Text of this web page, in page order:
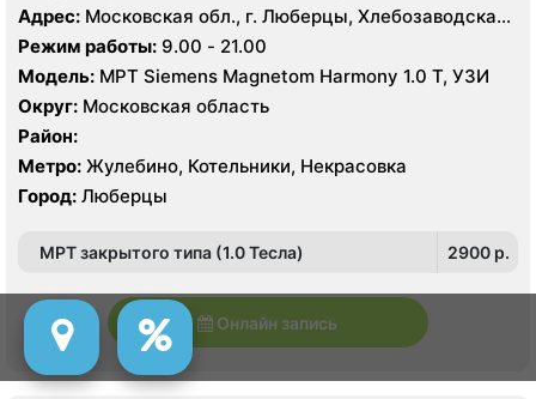
Адрес: Московская обл., г. Люберцы, Хлебозаводская
ул. 10
Режим работы: 9.00 - 21.00
Модель: МРТ Siemens Magnetom Harmony 1.0 Т, УЗИ
Округ: Московская область
Район:
Метро: Жулебино, Котельники, Некрасовка
Город: Люберцы
МРТ закрытого типа (1.0 Тесла) 2900 p.
Онлайн запись